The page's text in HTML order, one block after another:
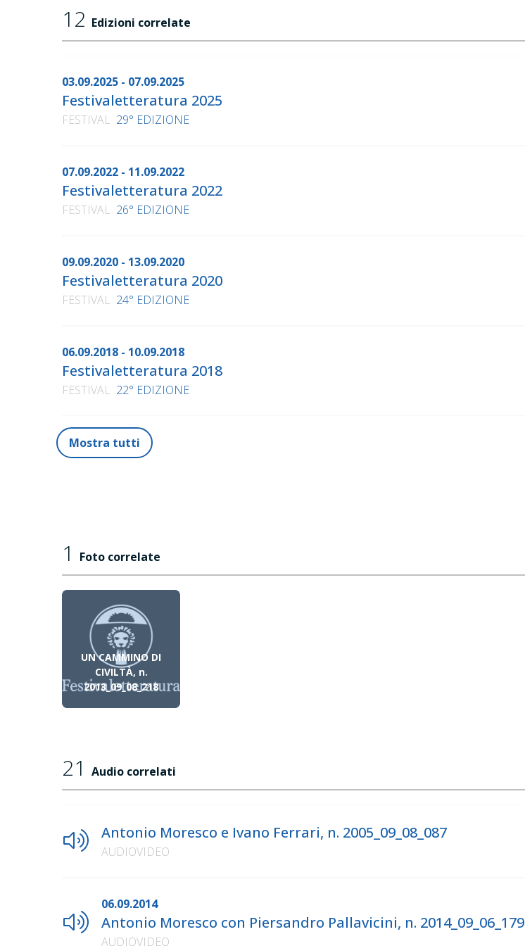
Repubblica nomade, Effigie, 2016
Fiabe da, disegni di Nicola Samorì, SEM, 2017
L'adorazione e la lotta, Mondadori, 2018
Fiaba bianca, illustrazioni di Nina Bunjevac, Rizzoli-Lizard, 2018
Canto degli alberi, Aboca, 2020
Chisciotte , SEM, 2020
Il sogno del cammino. Pensieri per oltrepassare i nostri confini
Diario del Caos, Wojtek, 2022
Lettera d'amore a Giacomo Leopardi
12 Edizioni correlate
03.09.2025 - 07.09.2025
Festivaletteratura 2025
FESTIVAL 29° EDIZIONE
07.09.2022 - 11.09.2022
Festivaletteratura 2022
FESTIVAL 26° EDIZIONE
09.09.2020 - 13.09.2020
Festivaletteratura 2020
FESTIVAL 24° EDIZIONE
06.09.2018 - 10.09.2018
Festivaletteratura 2018
FESTIVAL 22° EDIZIONE
Mostra tutti
1 Foto correlate
UN CAMMINO DI
CIVILTÀ, n.
2013_09_08_218
21 Audio correlati
Antonio Moresco e Ivano Ferrari, n. 2005_09_08_087
AUDIOVIDEO
06.09.2014
Antonio Moresco con Piersandro Pallavicini, n. 2014_09_06_179
AUDIOVIDEO